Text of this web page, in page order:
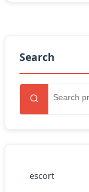
Search
escort